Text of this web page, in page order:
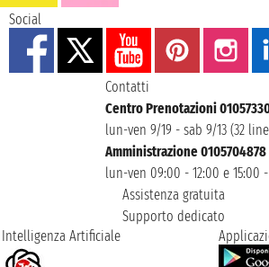
Social
Contatti
Centro Prenotazioni
lun-ven 9/19 - sab 9/13 (32
Amministrazione 0105704878
lun-ven 09:00 - 12:00 e 15:00 -
Assistenza gratuita
Supporto dedicato
Intelligenza Artificiale